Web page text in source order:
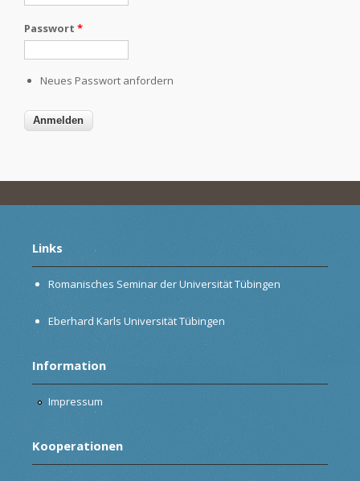
Passwort *
Neues Passwort anfordern
Links
Romanisches Seminar der Universität Tübingen
Eberhard Karls Universität Tübingen
Information
Impressum
Kooperationen